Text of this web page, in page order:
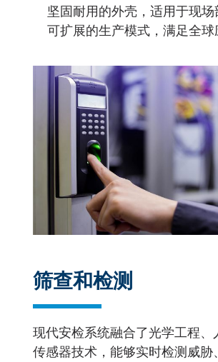
坚固耐用的外壳，适用于现场
可扩展的生产模式，满足全
筛查和检测
现代安检系统融合了光学工程、
传感器技术，能够实时检测威胁